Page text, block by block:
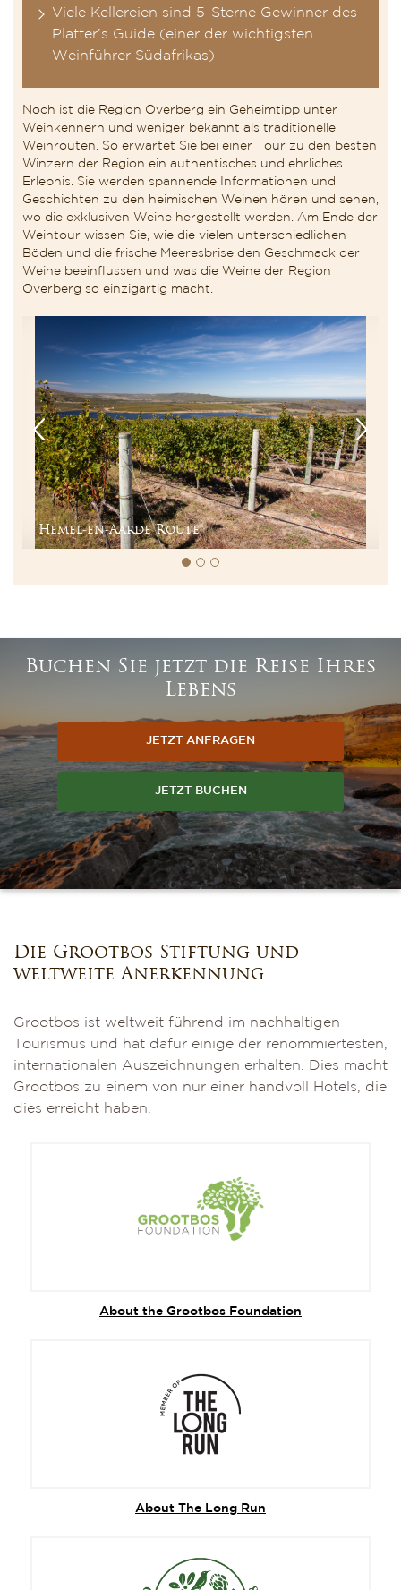
Viele Kellereien sind 5-Sterne Gewinner des
Platter’s Guide (einer der wichtigsten
Weinführer Südafrikas)
Noch ist die Region Overberg ein Geheimtipp unter
Weinkennern und weniger bekannt als traditionelle
Weinrouten. So erwartet Sie bei einer Tour zu den besten
Winzern der Region ein authentisches und ehrliches
Erlebnis. Sie werden spannende Informationen und
Geschichten zu den heimischen Weinen hören und sehen,
wo die exklusiven Weine hergestellt werden. Am Ende der
Weintour wissen Sie, wie die vielen unterschiedlichen
Böden und die frische Meeresbrise den Geschmack der
Weine beeinflussen und was die Weine der Region
Overberg so einzigartig macht.
Hemel-en-Aarde Route
Buchen Sie jetzt die Reise Ihres
Lebens
JETZT ANFRAGEN
JETZT BUCHEN
Die Grootbos Stiftung und
weltweite Anerkennung
Grootbos ist weltweit führend im nachhaltigen
Tourismus und hat dafür einige der renommiertesten,
internationalen Auszeichnungen erhalten. Dies macht
Grootbos zu einem von nur einer handvoll Hotels, die
dies erreicht haben.
About the Grootbos Foundation
About The Long Run